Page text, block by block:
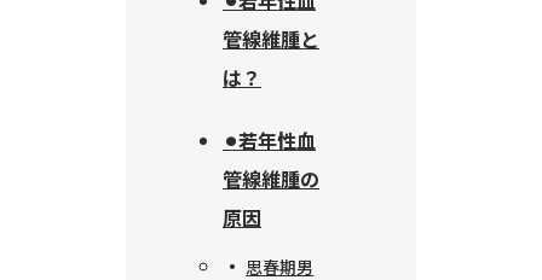
管線維腫と
は？
⚫︎若年性血
管線維腫の
原因
思春期男